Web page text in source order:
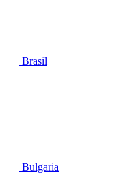
Brasil
Bulgaria